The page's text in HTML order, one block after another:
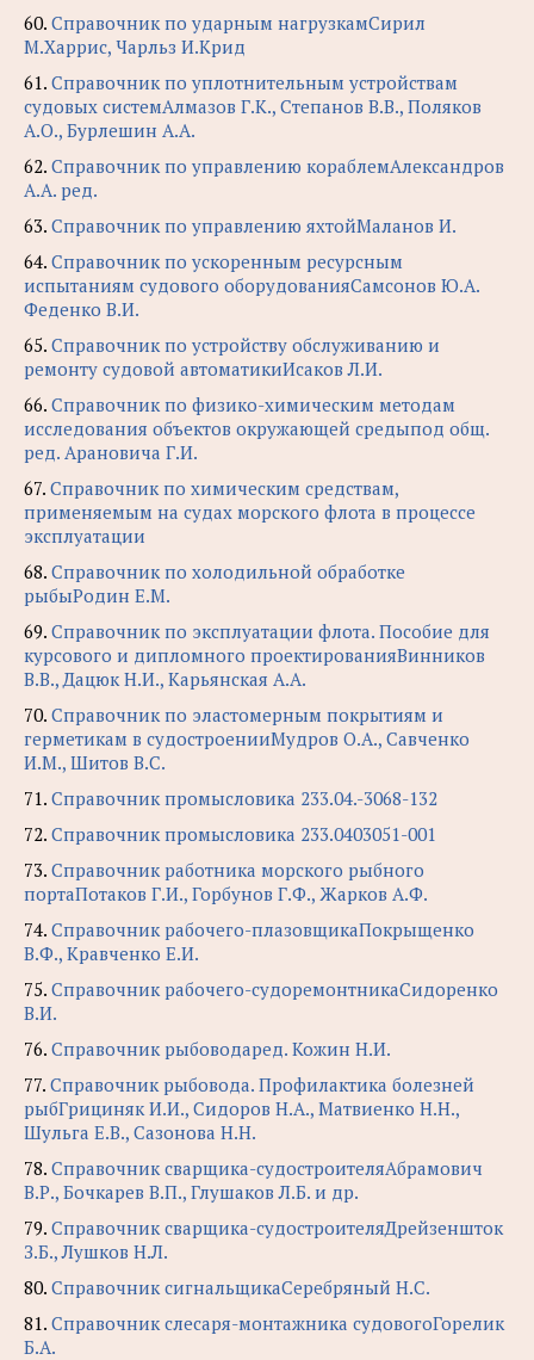
60. Справочник по ударным нагрузкамСирил
М.Харрис, Чарльз И.Крид
61. Справочник по уплотнительным устройствам
судовых системАлмазов Г.К., Степанов В.В., Поляков
А.О., Бурлешин А.А.
62. Справочник по управлению кораблемАлександров
А.А. ред.
63. Справочник по управлению яхтойМаланов И.
64. Справочник по ускоренным ресурсным
испытаниям судового оборудованияСамсонов Ю.А.
Феденко В.И.
65. Справочник по устройству обслуживанию и
ремонту судовой автоматикиИсаков Л.И.
66. Справочник по физико-химическим методам
исследования объектов окружающей средыпод общ.
ред. Арановича Г.И.
67. Справочник по химическим средствам,
применяемым на судах морского флота в процессе
эксплуатации
68. Справочник по холодильной обработке
рыбыРодин Е.М.
69. Справочник по эксплуатации флота. Пособие для
курсового и дипломного проектированияВинников
В.В., Дацюк Н.И., Карьянская А.А.
70. Справочник по эластомерным покрытиям и
герметикам в судостроенииМудров О.А., Савченко
И.М., Шитов В.С.
71. Справочник промысловика 233.04.-3068-132
72. Справочник промысловика 233.0403051-001
73. Справочник работника морского рыбного
портаПотаков Г.И., Горбунов Г.Ф., Жарков А.Ф.
74. Справочник рабочего-плазовщикаПокрыщенко
В.Ф., Кравченко Е.И.
75. Справочник рабочего-судоремонтникаСидоренко
В.И.
76. Справочник рыбоводаред. Кожин Н.И.
77. Справочник рыбовода. Профилактика болезней
рыбГрициняк И.И., Сидоров Н.А., Матвиенко Н.Н.,
Шульга Е.В., Сазонова Н.Н.
78. Справочник сварщика-судостроителяАбрамович
В.Р., Бочкарев В.П., Глушаков Л.Б. и др.
79. Справочник сварщика-судостроителяДрейзеншток
З.Б., Лушков Н.Л.
80. Справочник сигнальщикаСеребряный Н.С.
81. Справочник слесаря-монтажника судовогоГорелик
Б.А.